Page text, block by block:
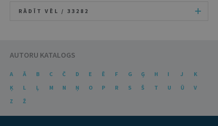
RĀDĪT VĒL / 33282
AUTORU KATALOGS
A Ā B C Č D E Ē F G Ģ H I J
K
Ķ
L Ļ M N Ņ O P R S Š T U Ū
V
Z
Ž